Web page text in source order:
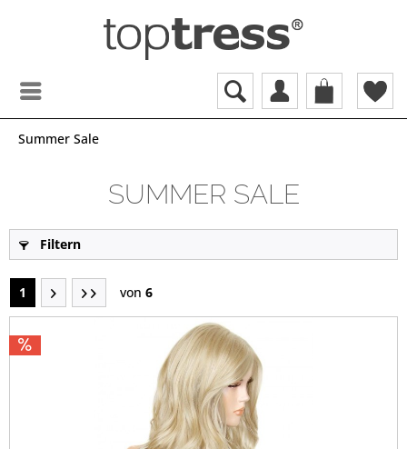
Summer Sale
SUMMER SALE
Filtern
1 von 6